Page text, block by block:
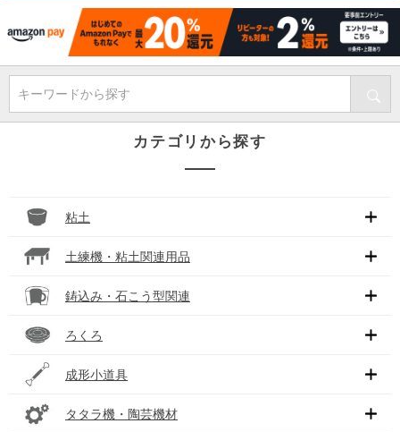
キーワードから探す
カテゴリから探す
粘土
土練機・粘土関連用品
鋳込み・石こう型関連
ろくろ
成形小道具
タタラ機・陶芸機材